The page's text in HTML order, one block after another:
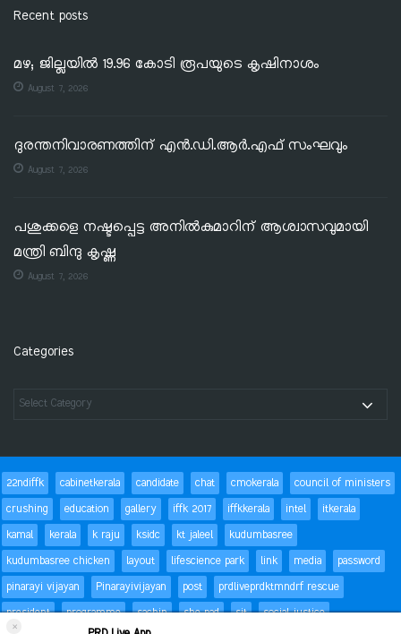
×
Recent posts
മഴ; ജില്ലയില്‍ 19.96 കോടി രൂപയുടെ കൃഷിനാശം
August 7, 2026
ദുരന്തനിവാരണത്തിന് എൻ.ഡി.ആർ.എഫ് സംഘവും
August 7, 2026
പശുക്കളെ നഷ്ടപ്പെട്ട അനിൽകുമാറിന് ആശ്വാസവുമായി
മന്ത്രി ബിന്ദു കൃഷ്ണ
August 7, 2026
Categories
22ndiffk cabinetkerala candidate chat cmokerala
council of ministers
crushing
education gallery iffk 2017 iffkkerala intel
itkerala
kamal
kerala k raju ksidc kt jaleel
kudumbasree
kudumbasree chicken
layout lifescience park link media
password
pinarayi vijayan
Pinarayivijayan post
prdliveprdktmndrf rescue
president
programme sachin she pad sit
social justice